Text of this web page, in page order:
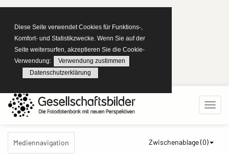
Diese Seite verwendet Cookies für Funktions-,
Komfort- und Statistikzwecke. Wenn Sie auf der
Seite weitersurfen, akzeptieren Sie die Cookie-
Verwendung:
Verwendung zustimmen
Datenschutzerklärung
Mediennavigation Zwischenablage (0)